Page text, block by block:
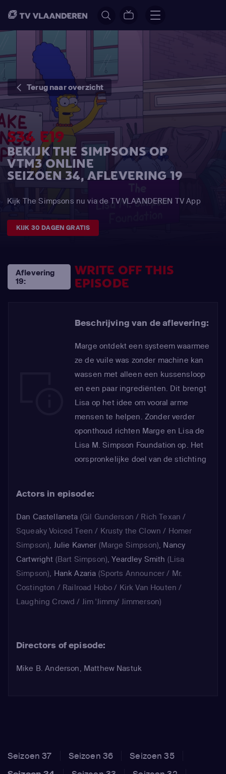
Terug naar overzicht
S34 E19
BEKIJK THE SIMPSONS OP
VTM3 ONLINE
SEIZOEN 34, AFLEVERING 19
Kijk The Simpsons nu via de TV VLAANDEREN TV App
KIJK 30 DAGEN GRATIS
Aflevering
19:
WRITE OFF THIS
EPISODE
Beschrijving van de aflevering:
Marge ontdekt een systeem waarmee
ze de vuile was zonder machine kan
wassen met alleen een kussensloop
en een paar ingrediënten. Dit brengt
Lisa op het idee om vooral arme
mensen te helpen. Zonder verder
oponthoud richten Marge en Lisa de
Lisa M. Simpson Foundation op. Het
oorspronkelijke doel van de stichting
Actors in episode:
Dan Castellaneta (Gil Gunderson / Rich Texan /
Squeaky Voiced Teen / Krusty the Clown / Homer
Simpson), Julie Kavner (Marge Simpson), Nancy
Cartwright (Bart Simpson),Yeardley Smith (Lisa
Simpson), Hank Azaria (Sports Announcer / Mr.
Costington / Railroad Hobo / Kirk Van Houten /
Laughing Crowd / Jim 'Jimmy' Jimmerson)
Directors of episode:
Mike B. Anderson, Matthew Nastuk
Seizoen 37 Seizoen 36
Seizoen 35